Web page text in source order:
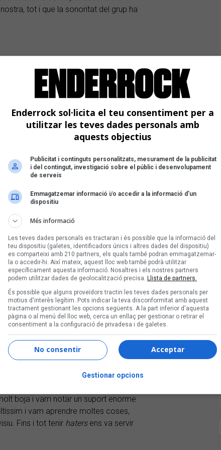
tot i que la sonoritat del grup ha
Sort al baix, però enguany us
a tocar junts. Vam crearSiderland
ens va dir que volia canviar de
de mà amb les lletres, però ha
allunyar-se del món professional de
va néixer com un grup de tres
De fet, segueix al grup de
publicant fins ara. Però també
i ens agrada publicar-les primer
La gran notícia és que amb el nou
l’accelerador. Les noves
i BPMs frenètics.
alBenidorm Festdefensant
i m’atreviria a dir que de la nostra
boja i vam notar un suport enorme
i vam aprendre moltes coses,
Fins i tot tenir hatersens va servir
Enderrock sol·licita el teu consentiment per a
utilitzar les teves dades personals amb
aquests objectius
Publicitat i continguts personalitzats, mesurament de la publicitat
i del contingut, investigació sobre el públic i desenvolupament
de serveis
Emmagatzemar informació i/o accedir a la informació d’un
dispositiu
Més informació
Les teves dades personals es tractaran i és possible que la informació del
teu dispositiu (galetes, identificadors únics i altres dades del dispositiu)
es comparteixi amb 210 partners, els quals també podran emmagatzemar-
la o accedir-hi. Així mateix, aquest lloc web també podrà utilitzar
específicament aquesta informació. Nosaltres i els nostres partners
podem utilitzar dades de geolocalització precisa. Llista de partners.
És possible que alguns proveïdors tractin les teves dades personals per
motius d'interès legítim. Pots indicar la teva disconformitat amb aquest
tractament gestionant les opcions següents. A la part inferior d'aquesta
pàgina o al menú del lloc web, cerca un enllaç per gestionar o retirar el
consentiment a la configuració de privadesa i de galetes.
Acceptar
No consentir
Gestionar opcions